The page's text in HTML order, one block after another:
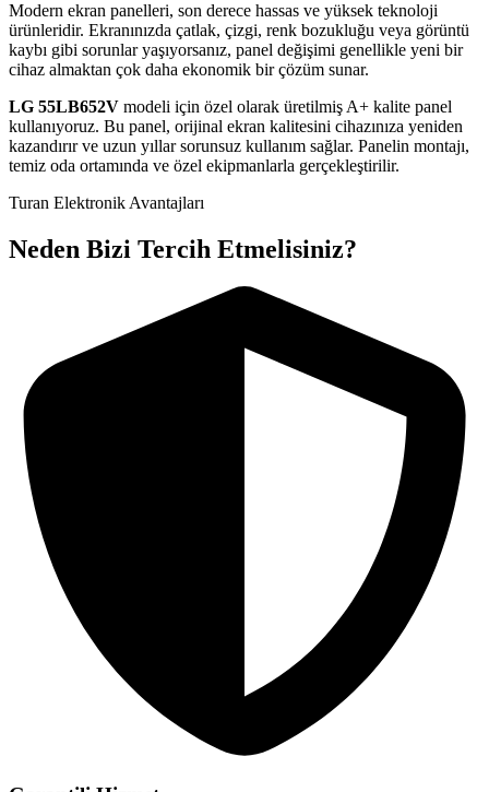
Modern ekran panelleri, son derece hassas ve yüksek teknoloji
ürünleridir. Ekranınızda çatlak, çizgi, renk bozukluğu veya görüntü
kaybı gibi sorunlar yaşıyorsanız, panel değişimi genellikle yeni bir
cihaz almaktan çok daha ekonomik bir çözüm sunar.
LG 55LB652V modeli için özel olarak üretilmiş A+ kalite panel
kullanıyoruz. Bu panel, orijinal ekran kalitesini cihazınıza yeniden
kazandırır ve uzun yıllar sorunsuz kullanım sağlar. Panelin montajı,
temiz oda ortamında ve özel ekipmanlarla gerçekleştirilir.
Turan Elektronik Avantajları
Neden Bizi Tercih Etmelisiniz?